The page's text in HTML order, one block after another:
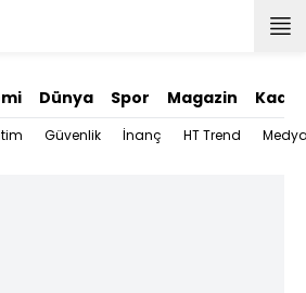
Dünya Spor Magazin Kadın
Güvenlik İnanç HT Trend